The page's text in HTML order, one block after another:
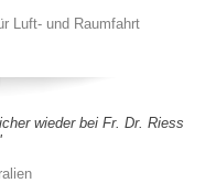
Luft- und Raumfahrt
wieder bei Fr. Dr. Riess